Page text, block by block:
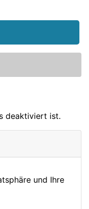
deaktiviert ist.
und Ihre